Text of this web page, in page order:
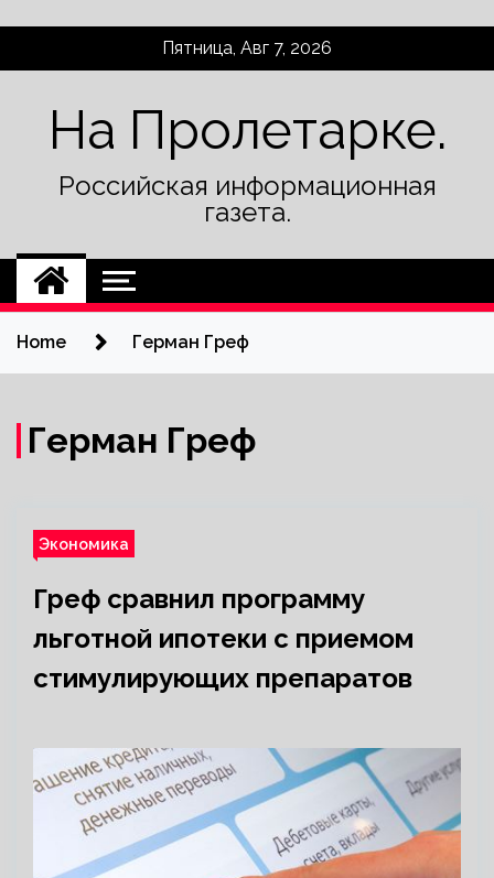
Пятница, Авг 7, 2026
На Пролетарке.
Российская информационная
газета.
Home Герман Греф
Герман Греф
Экономика
Греф сравнил программу
льготной ипотеки с приемом
стимулирующих препаратов